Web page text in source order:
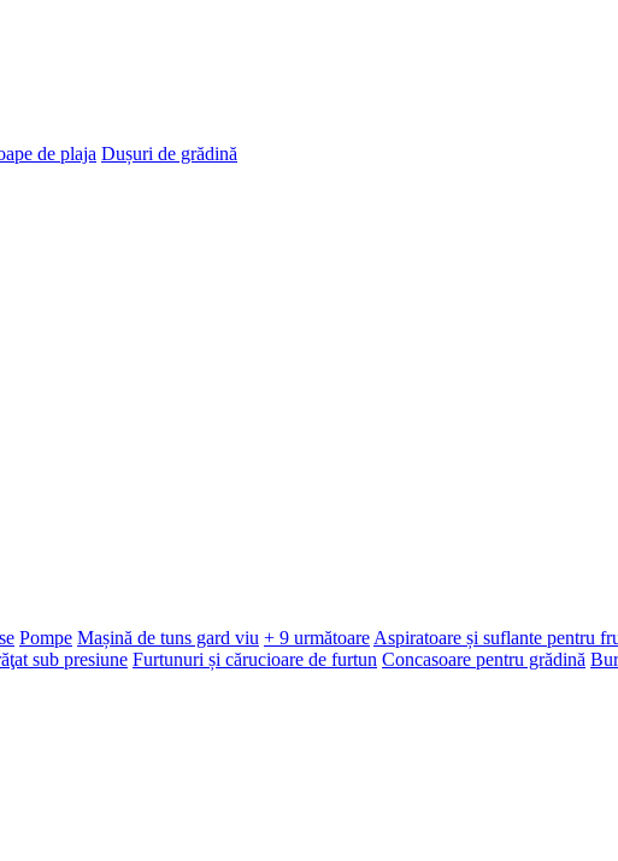
de plaja Dușuri de grădină
Pompe Mașină de tuns gard viu + 9 următoare Aspiratoare și suflante pentru
sub presiune Furtunuri și cărucioare de furtun Concasoare pentru grădină